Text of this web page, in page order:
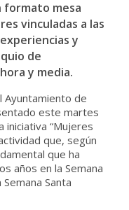
formato mesa
vinculadas a las
y
de
y media.
Ayuntamiento de
este martes
iniciativa “Mujeres
que, según
que ha
años en la Semana
Santa